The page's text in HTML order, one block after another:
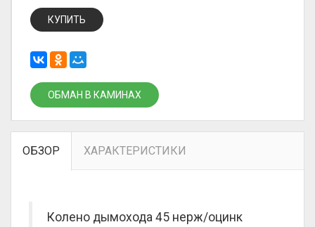
КУПИТЬ
ОБМАН В КАМИНАХ
ОБЗОР ХАРАКТЕРИСТИКИ
Колено дымохода 45 нерж/оцинк